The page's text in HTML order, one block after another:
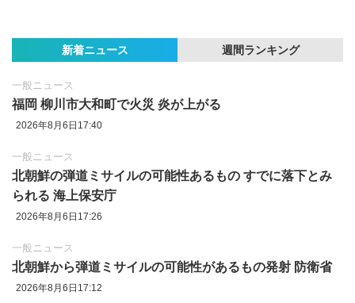
新着ニュース 週間ランキング
一般ニュース
福岡 柳川市大和町で火災 炎が上がる
2026年8月6日17:40
一般ニュース
北朝鮮の弾道ミサイルの可能性あるもの すでに落下とみ
られる 海上保安庁
2026年8月6日17:26
一般ニュース
北朝鮮から弾道ミサイルの可能性があるもの発射 防衛省
2026年8月6日17:12